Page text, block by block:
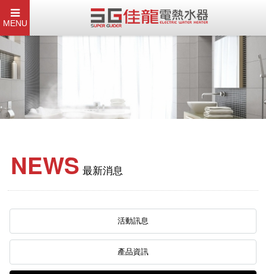
MENU
NEWS 最新消息
活動訊息
產品資訊